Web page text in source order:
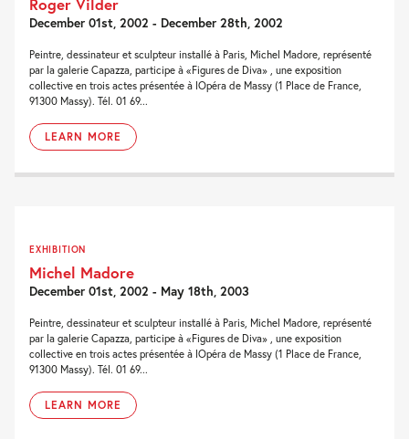
December 01st, 2002 - December 28th, 2002
Peintre, dessinateur et sculpteur installé à Paris, Michel Madore, représenté
par la galerie Capazza, participe à «Figures de Diva» , une exposition
collective en trois actes présentée à lOpéra de Massy (1 Place de France,
91300 Massy). Tél. 01 69...
LEARN MORE
EXHIBITION
Michel Madore
December 01st, 2002 - May 18th, 2003
Peintre, dessinateur et sculpteur installé à Paris, Michel Madore, représenté
par la galerie Capazza, participe à «Figures de Diva» , une exposition
collective en trois actes présentée à lOpéra de Massy (1 Place de France,
91300 Massy). Tél. 01 69...
LEARN MORE